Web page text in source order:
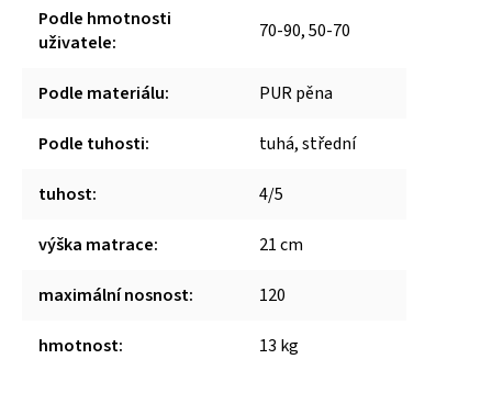
Podle hmotnosti
uživatele: 70-90, 50-70
Podle materiálu: PUR pěna
Podle tuhosti: tuhá, střední
tuhost: 4/5
výška matrace: 21 cm
maximální nosnost: 120
hmotnost: 13 kg